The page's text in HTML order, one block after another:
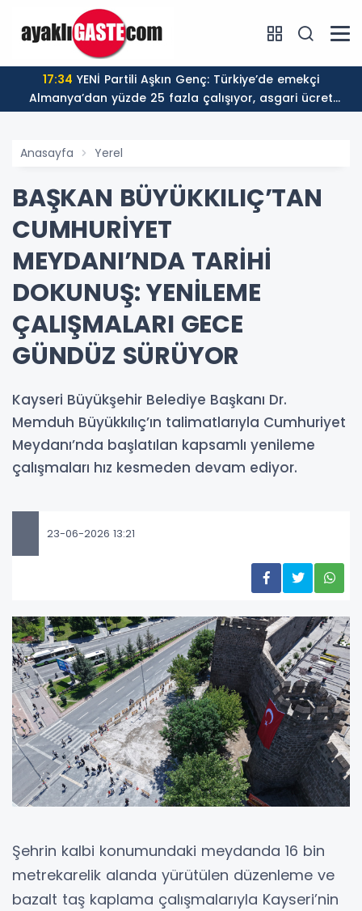
17:34
Almanya’dan yüzde 25 fazla çalışıyor, asgari ücret
ayın 18 gününe yetiyor
Anasayfa Yerel
BAŞKAN BÜYÜKKILIÇ’TAN
CUMHURİYET
MEYDANI’NDA TARİHİ
DOKUNUŞ: YENİLEME
ÇALIŞMALARI GECE
GÜNDÜZ SÜRÜYOR
Kayseri Büyükşehir Belediye Başkanı Dr.
Memduh Büyükkılıç’ın talimatlarıyla Cumhuriyet
Meydanı’nda başlatılan kapsamlı yenileme
çalışmaları hız kesmeden devam ediyor.
23-06-2026 13:21
Şehrin kalbi konumundaki meydanda 16 bin
metrekarelik alanda yürütülen düzenleme ve
bazalt taş kaplama çalışmalarıyla Kayseri’nin